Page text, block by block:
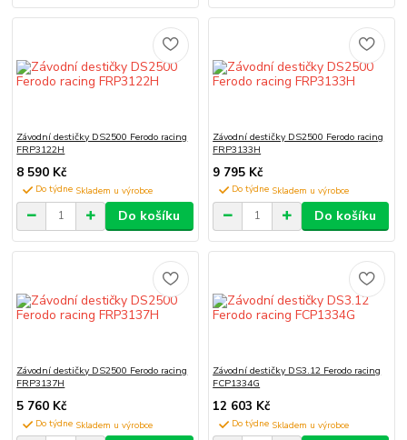
Závodní destičky DS2500 Ferodo racing
FRP3122H
8 590 Kč
Do týdne
Do košíku
Závodní destičky DS2500 Ferodo racing
FRP3133H
9 795 Kč
Do týdne
Do košíku
Závodní destičky DS2500 Ferodo racing
FRP3137H
5 760 Kč
Do týdne
Závodní destičky DS3.12 Ferodo racing
FCP1334G
12 603 Kč
Do týdne